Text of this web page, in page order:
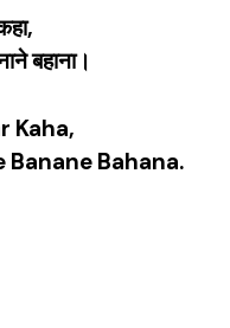
बहाना।
Kaha,
Banane Bahana.